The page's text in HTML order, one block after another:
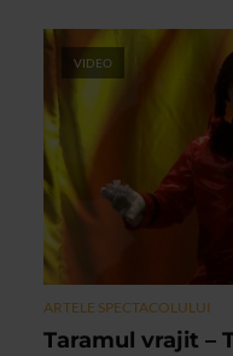
VIDEO
ARTELE SPECTACOLULUI
Taramul vrajit –